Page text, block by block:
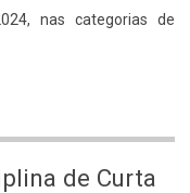
nas categorias de
de Curta